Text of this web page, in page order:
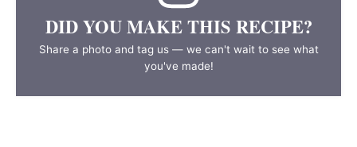
DID YOU MAKE THIS RECIPE?
Share a photo and tag us — we can't wait to see what
you've made!